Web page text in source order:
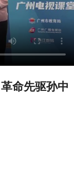
命先驱孙中